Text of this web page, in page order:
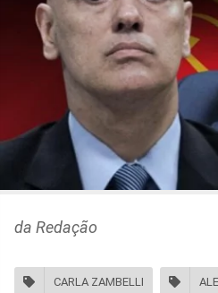
da Redação
CARLA ZAMBELLI